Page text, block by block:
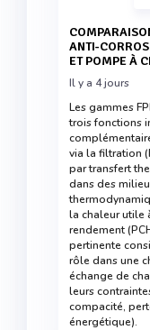
COMPARAISON FPP VS TET VS PCHT : FILTRATION
ANTI-
ET POMPE À
Il y a 4 jours
Les gammes
trois fonctions
via la filtration
par transfert
dans des
la chaleur utile
rendement
pertinente
rôle dans une
échange de
leurs
compacité,
énergétique).